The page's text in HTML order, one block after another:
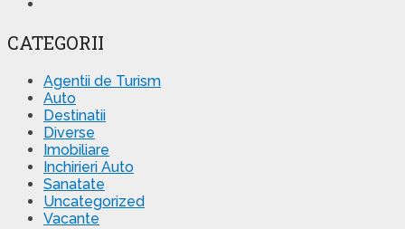
CATEGORII
Agentii de Turism
Auto
Destinatii
Diverse
Imobiliare
Inchirieri Auto
Sanatate
Uncategorized
Vacante